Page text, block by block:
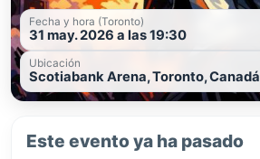
Fecha y hora (Toronto)
31 may. 2026 a las 19:30
Ubicación
Scotiabank Arena, Toronto, Canadá
Este evento ya ha pasado